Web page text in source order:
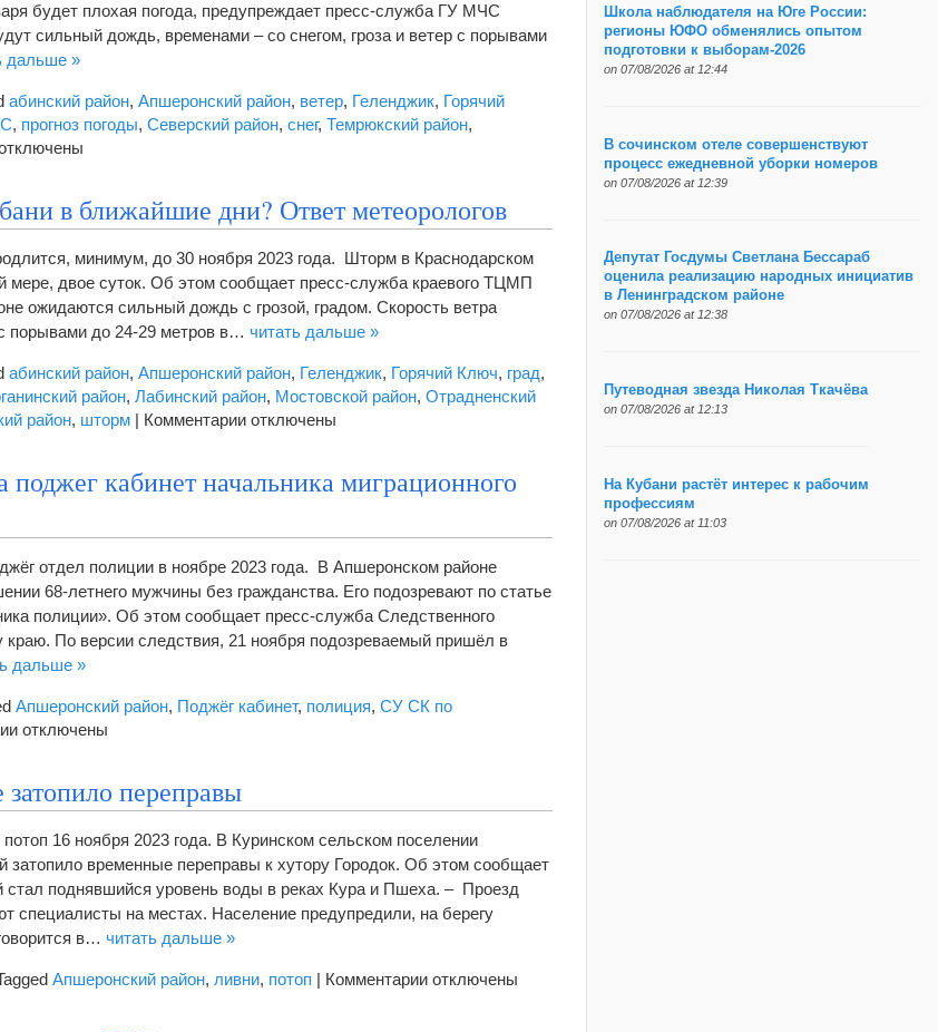
взорвался
газовый
будет плохая погода, предупреждает пресс-служба ГУ МЧС
сильный дождь, временами – со снегом, гроза и ветер с порывами
дальше »
абинский район, Апшеронский район, ветер, Геленджик, Горячий
, прогноз погоды, Северский район, снег, Темрюкский район,
в ближайшие дни? Ответ метеорологов
минимум, до 30 ноября 2023 года. Шторм в Краснодарском
мере, двое суток. Об этом сообщает пресс-служба краевого ТЦМП
ожидаются сильный дождь с грозой, градом. Скорость ветра
порывами до 24-29 метров в… читать дальше »
абинский район, Апшеронский район, Геленджик, Горячий Ключ, град,
район, Лабинский район, Мостовской район, Отрадненский
район, шторм | Комментариик
ли
с
Кубани
ближайшие
дни?
Ответ
отключены
кабинет начальника миграционного
отдел полиции в ноябре 2023 года. В Апшеронском районе
68-летнего мужчины без гражданства. Его подозревают по статье
полиции». Об этом сообщает пресс-служба Следственного
По версии следствия, 21 ноября подозреваемый пришёл в
дальше »
Апшеронский район, Поджёг кабинет, полиция, СУ СК по
к
Апшеронске
поджег
кабинет
начальника
миграционного
отдела
отключены
переправы
16 ноября 2023 года. В Куринском сельском поселении
затопило временные переправы к хутору Городок. Об этом сообщает
стал поднявшийся уровень воды в реках Кура и Пшеха. – Проезд
специалисты на местах. Население предупредили, на берегу
в… читать дальше »
Апшеронский район, ливни, потоп | Комментариикотключены
Школа наблюдателя на Юге России:
регионы ЮФО обменялись опытом
подготовки к выборам-2026
on 07/08/2026 at 12:44
В сочинском отеле совершенствуют
процесс ежедневной уборки номеров
on 07/08/2026 at 12:39
Депутат Госдумы Светлана Бессараб
оценила реализацию народных инициатив
в Ленинградском районе
on 07/08/2026 at 12:38
Путеводная звезда Николая Ткачёва
on 07/08/2026 at 12:13
На Кубани растёт интерес к рабочим
профессиям
on 07/08/2026 at 11:03